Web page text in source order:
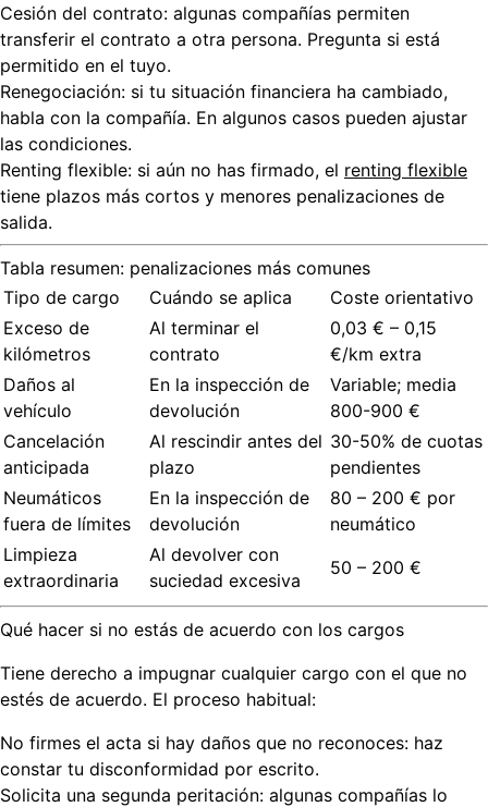
Cesión del contrato: algunas compañías permiten
transferir el contrato a otra persona. Pregunta si está
permitido en el tuyo.
Renegociación: si tu situación financiera ha cambiado,
habla con la compañía. En algunos casos pueden ajustar
las condiciones.
Renting flexible: si aún no has firmado, el renting flexible
tiene plazos más cortos y menores penalizaciones de
salida.
Tabla resumen: penalizaciones más comunes
Tipo de cargo
Cuándo se aplica
Coste orientativo
Exceso de
kilómetros
Al terminar el
contrato
0,03 € – 0,15
€/km extra
Daños al
vehículo
En la inspección de
devolución
Variable; media
800-900 €
Cancelación
anticipada
Al rescindir antes del
plazo
30-50% de cuotas
pendientes
Neumáticos
fuera de límites
En la inspección de
devolución
80 – 200 € por
neumático
Limpieza
extraordinaria
Al devolver con
suciedad excesiva
50 – 200 €
Qué hacer si no estás de acuerdo con los cargos
Tiene derecho a impugnar cualquier cargo con el que no
estés de acuerdo. El proceso habitual:
No firmes el acta si hay daños que no reconoces: haz
constar tu disconformidad por escrito.
Solicita una segunda peritación: algunas compañías lo